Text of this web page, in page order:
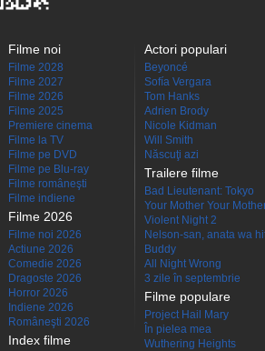
Filme noi
Filme 2028
Filme 2027
Filme 2026
Filme 2025
Premiere cinema
Filme la TV
Filme pe DVD
Filme pe Blu-ray
Filme româneşti
Filme indiene
Filme 2026
Filme noi 2026
Actiune 2026
Comedie 2026
Dragoste 2026
Horror 2026
Indiene 2026
Româneşti 2026
Index filme
Actori populari
Beyoncé
Sofía Vergara
Tom Hanks
Adrien Brody
Nicole Kidman
Will Smith
Născuţi azi
Trailere filme
Bad Lieutenant: Tokyo
Your Mother Your
Violent Night 2
Nelson-san, anata wa
Buddy
All Night Wrong
3 zile în septembrie
Filme populare
Project Hail Mary
În pielea mea
Wuthering Heights